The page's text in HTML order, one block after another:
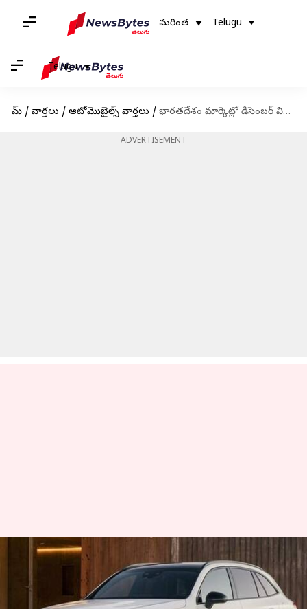
మరింత Telugu
Telugu
హోమ్ / వార్తలు / ఆటోమొబైల్స్ వార్తలు / భారతదేశం మార్కెట్లో డిసెంబర్ విడుదల కాబోతున్న 2023మెర్సిడెస్-బెంజ్ GLC
ADVERTISEMENT
భారతదేశం మార్కెట్లో డిసెంబర్
విడుదల కాబోతున్న 2023మెర్సిడెస్-
బెంజ్ GLC